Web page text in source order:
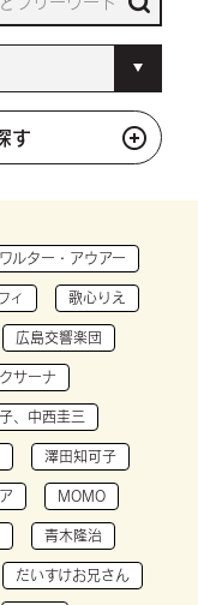
す
ワルター・アウアー
ィ 歌心りえ
広島交響楽団
サーナ
、中西圭三
澤田知可子
MOMO
青木隆治
だいすけお兄さん